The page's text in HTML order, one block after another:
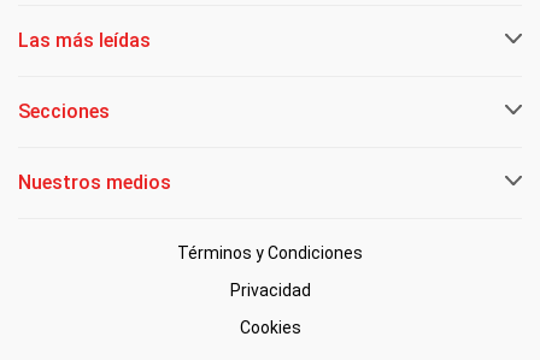
Las más leídas
Secciones
Nuestros medios
Términos y Condiciones
Privacidad
Cookies